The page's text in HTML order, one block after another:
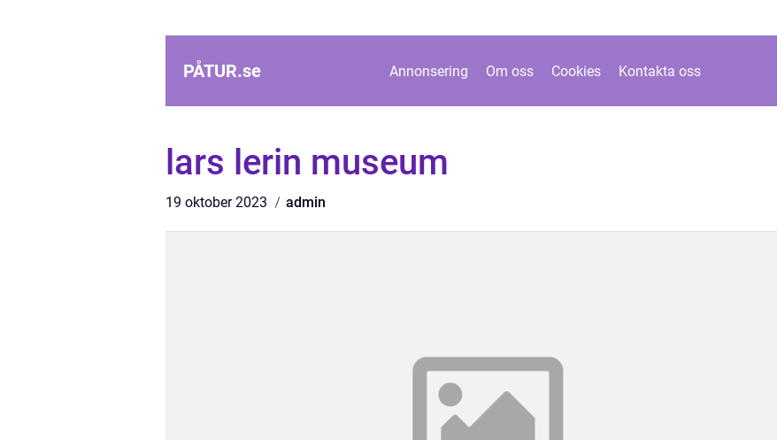
PÅTUR.se Annonsering Om oss Cookies Kontakta oss
lars lerin museum
19 oktober 2023 admin